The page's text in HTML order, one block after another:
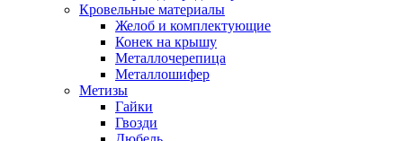
Кровельные материалы
Желоб и комплектующие
Конек на крышу
Металлочерепица
Металлошифер
Метизы
Гайки
Гвозди